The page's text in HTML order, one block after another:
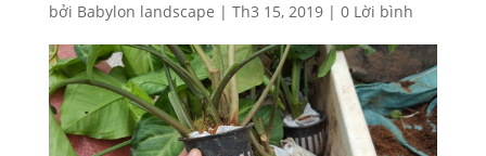
bởi Babylon landscape | Th3 15, 2019| 0 Lời bình